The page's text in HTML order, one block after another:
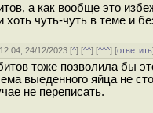
а как вообще это
чуть-чуть в теме и
24/12/2023 [^] [^^] [^^^] [ответить
тоже позволила бы
выеденного яйца не
не переписать.